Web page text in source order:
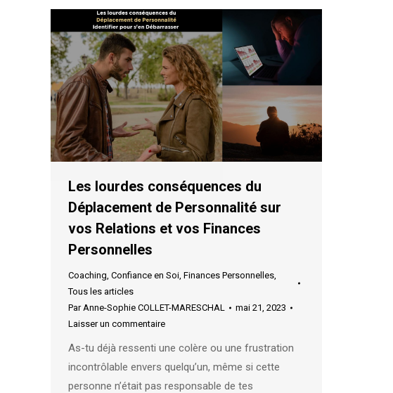
Les lourdes conséquences du
Déplacement de Personnalité sur
vos Relations et vos Finances
Personnelles
Coaching, Confiance en Soi, Finances Personnelles,
Tous les articles
ParAnne-Sophie COLLET-MARESCHAL
mai 21, 2023
Laisser un commentaire
As-tu déjà ressenti une colère ou une frustration
incontrôlable envers quelqu’un, même si cette
personne n’était pas responsable de tes